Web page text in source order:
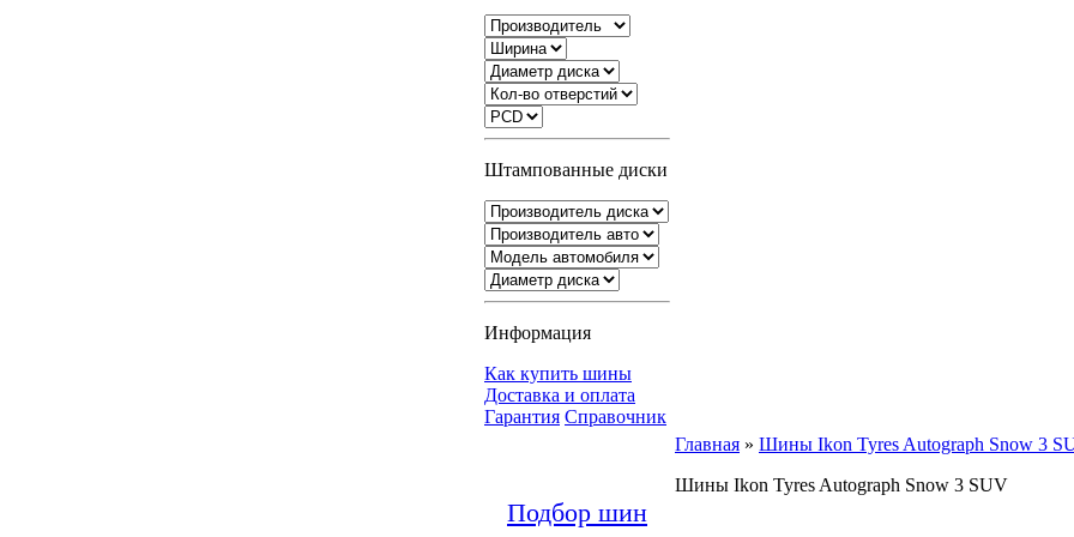
Штампованные диски
Информация
Как купить шины
Доставка и оплата
Гарантия Справочник
Подбор шин
Главная » Шины Ikon Tyres Autograph Snow 3
Шины Ikon Tyres Autograph Snow 3 SUV